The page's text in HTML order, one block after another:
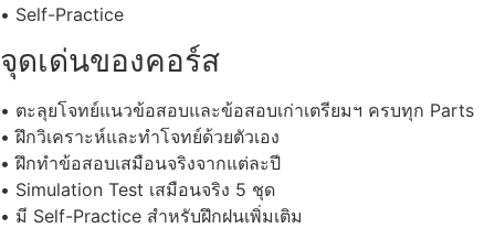
• Self-Practice
จุดเด่นของคอร์ส
• ตะลุยโจทย์แนวข้อสอบและข้อสอบเก่าเตรียมฯ ครบทุก Parts
• ฝึกวิเคราะห์และทำโจทย์ด้วยตัวเอง
• ฝึกทำข้อสอบเสมือนจริงจากแต่ละปี
• Simulation Test เสมือนจริง 5 ชุด
• มี Self-Practice สำหรับฝึกฝนเพิ่มเติม